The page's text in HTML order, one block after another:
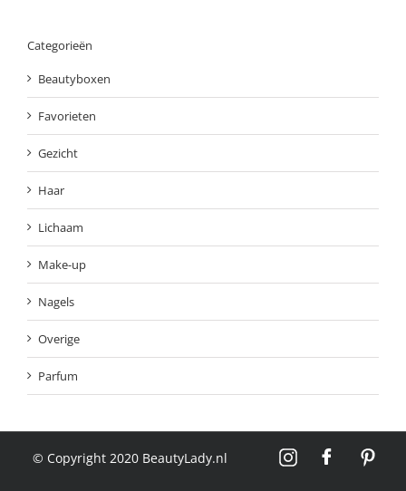
Categorieën
Beautyboxen
Favorieten
Gezicht
Haar
Lichaam
Make-up
Nagels
Overige
Parfum
© Copyright 2020 BeautyLady.nl